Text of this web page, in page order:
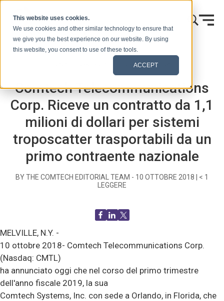
This website uses cookies.
We use cookies and other similar technology to ensure that
we give you the best experience on our website. By using
this website, you consent to use of these tools.
ACCEPT
Comunicati stampa
Comtech Telecommunications
Corp. Riceve un contratto da 1,1
milioni di dollari per sistemi
troposcatter trasportabili da un
primo contraente nazionale
BY THE COMTECH EDITORIAL TEAM - 10 OTTOBRE 2018
< 1
LEGGERE
MELVILLE, N.Y. -
10 ottobre 2018- Comtech Telecommunications Corp.
(Nasdaq: CMTL)
ha annunciato oggi che nel corso del primo trimestre
dell'anno fiscale 2019, la sua
Comtech Systems, Inc. con sede a Orlando, in Florida, che